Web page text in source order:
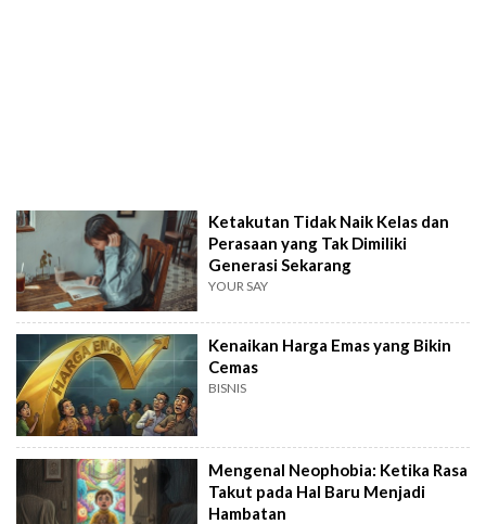
Ketakutan Tidak Naik Kelas dan
Perasaan yang Tak Dimiliki
Generasi Sekarang
YOUR SAY
Kenaikan Harga Emas yang Bikin
Cemas
BISNIS
Mengenal Neophobia: Ketika Rasa
Takut pada Hal Baru Menjadi
Hambatan